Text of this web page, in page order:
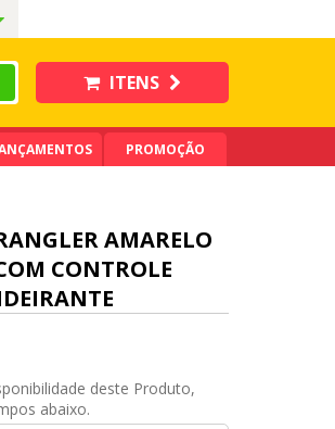
ITENS
PROMOÇÃO
AMARELO
CONTROLE
deste Produto,
abaixo.